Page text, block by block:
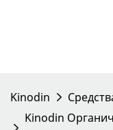
Kinodin
Kinodin